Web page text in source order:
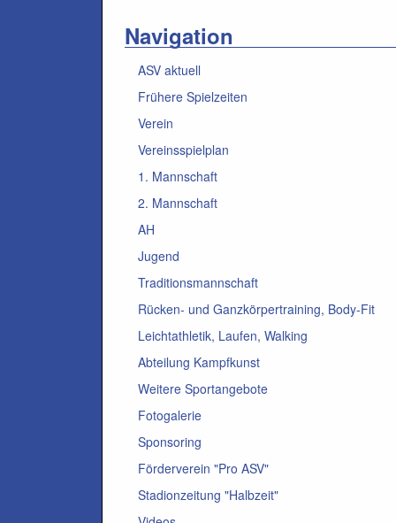
Navigation
ASV aktuell
Frühere Spielzeiten
Verein
Vereinsspielplan
1. Mannschaft
2. Mannschaft
AH
Jugend
Traditionsmannschaft
Rücken- und Ganzkörpertraining, Body-Fit
Leichtathletik, Laufen, Walking
Abteilung Kampfkunst
Weitere Sportangebote
Fotogalerie
Sponsoring
Förderverein "Pro ASV"
Stadionzeitung "Halbzeit"